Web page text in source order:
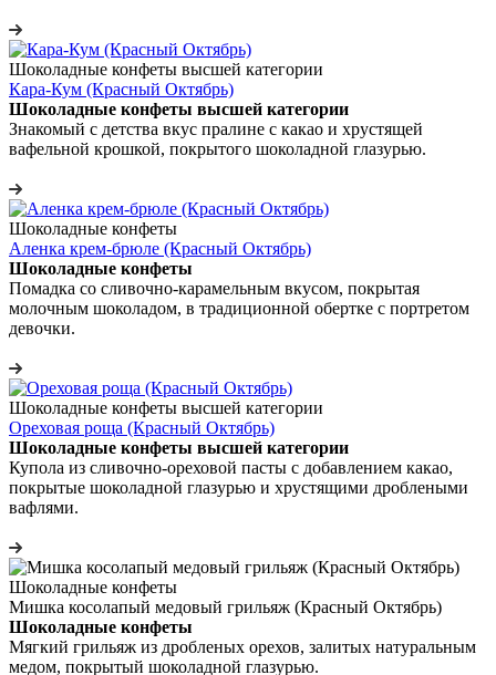
Шоколадные конфеты высшей категории
Кара-Кум (Красный Октябрь)
Шоколадные конфеты высшей категории
Знакомый с детства вкус пралине с какао и хрустящей
вафельной крошкой, покрытого шоколадной глазурью.
Шоколадные конфеты
Аленка крем-брюле (Красный Октябрь)
Шоколадные конфеты
Помадка со сливочно-карамельным вкусом, покрытая
молочным шоколадом, в традиционной обертке с портретом
девочки.
Шоколадные конфеты высшей категории
Ореховая роща (Красный Октябрь)
Шоколадные конфеты высшей категории
Купола из сливочно-ореховой пасты с добавлением какао,
покрытые шоколадной глазурью и хрустящими дроблеными
вафлями.
Шоколадные конфеты
Мишка косолапый медовый грильяж (Красный Октябрь)
Шоколадные конфеты
Мягкий грильяж из дробленых орехов, залитых натуральным
медом, покрытый шоколадной глазурью.